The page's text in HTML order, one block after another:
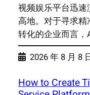
视频娱乐平台迅
高地。对于寻求
转化的企业而言，
2026 年 8 月 8
How to Create